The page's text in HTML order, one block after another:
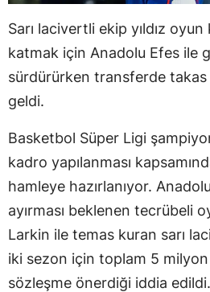
Sarı lacivertli ekip yıldız
katmak için Anadolu Efes ile
sürdürürken transferde
geldi.
Basketbol Süper Ligi
kadro yapılanması
hamleye hazırlanıyor.
ayırması beklenen tecrübeli
Larkin ile temas kuran sarı
iki sezon için toplam 5
sözleşme önerdiği iddia edildi.